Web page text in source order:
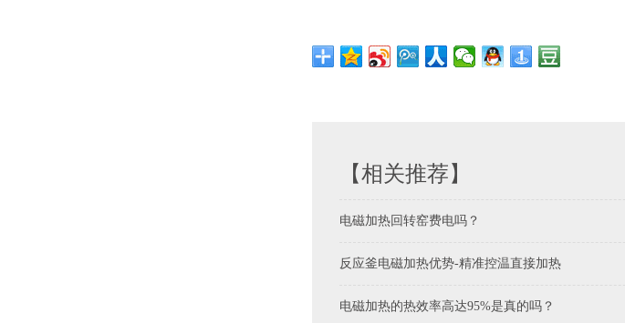
【相关推荐】
电磁加热回转窑费电吗？
反应釜电磁加热优势-精准控温直接加热
电磁加热的热效率高达95%是真的吗？